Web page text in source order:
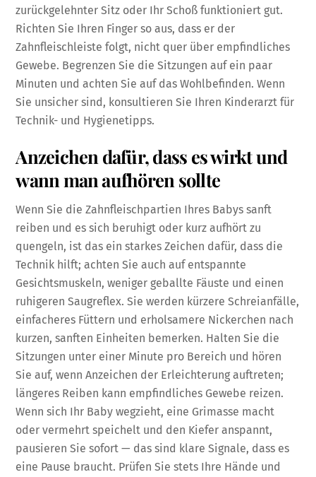
zurückgelehnter Sitz oder Ihr Schoß funktioniert gut.
Richten Sie Ihren Finger so aus, dass er der
Zahnfleischleiste folgt, nicht quer über empfindliches
Gewebe. Begrenzen Sie die Sitzungen auf ein paar
Minuten und achten Sie auf das Wohlbefinden. Wenn
Sie unsicher sind, konsultieren Sie Ihren Kinderarzt für
Technik- und Hygienetipps.
Anzeichen dafür, dass es wirkt und
wann man aufhören sollte
Wenn Sie die Zahnfleischpartien Ihres Babys sanft
reiben und es sich beruhigt oder kurz aufhört zu
quengeln, ist das ein starkes Zeichen dafür, dass die
Technik hilft; achten Sie auch auf entspannte
Gesichtsmuskeln, weniger geballte Fäuste und einen
ruhigeren Saugreflex. Sie werden kürzere Schreianfälle,
einfacheres Füttern und erholsamere Nickerchen nach
kurzen, sanften Einheiten bemerken. Halten Sie die
Sitzungen unter einer Minute pro Bereich und hören
Sie auf, wenn Anzeichen der Erleichterung auftreten;
längeres Reiben kann empfindliches Gewebe reizen.
Wenn sich Ihr Baby wegzieht, eine Grimasse macht
oder vermehrt speichelt und den Kiefer anspannt,
pausieren Sie sofort — das sind klare Signale, dass es
eine Pause braucht. Prüfen Sie stets Ihre Hände und